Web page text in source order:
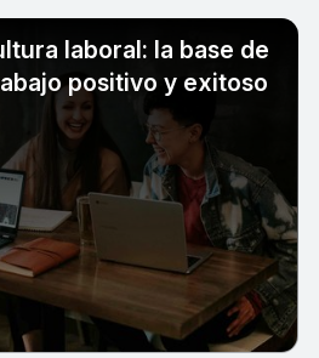
laboral: la base de
positivo y exitoso